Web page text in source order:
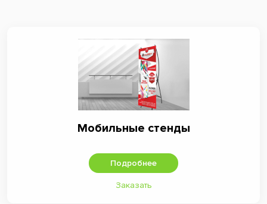
Мобильные стенды
Подробнее
Заказать